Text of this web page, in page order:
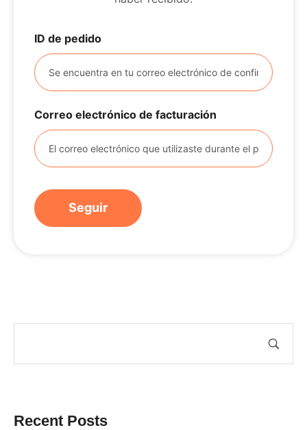
Recent Posts
ID de pedido
Correo electrónico de facturación
Seguir